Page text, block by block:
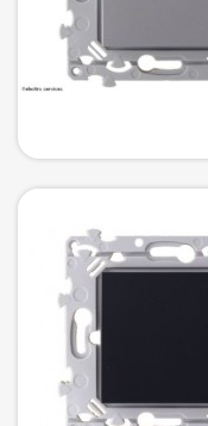
Aperçu